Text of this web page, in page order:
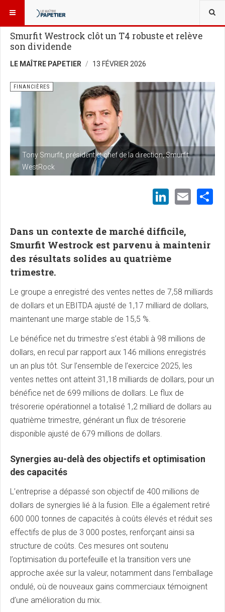
VOUS ÊTES ICI :
Smurfit Westrock clôt un T4 robuste et relève
son dividende
LE MAÎTRE PAPETIER 13 FÉVRIER 2026
Tony Smurfit, président et chef de la direction, Smurfit
WestRock
FINANCIÈRES
Dans un contexte de marché difficile,
Smurfit Westrock est parvenu à maintenir
des résultats solides au quatrième
trimestre.
Le groupe a enregistré des ventes nettes de 7,58 milliards
de dollars et un EBITDA ajusté de 1,17 milliard de dollars,
maintenant une marge stable de 15,5 %.
Le bénéfice net du trimestre s’est établi à 98 millions de
dollars, en recul par rapport aux 146 millions enregistrés
un an plus tôt. Sur l’ensemble de l’exercice 2025, les
ventes nettes ont atteint 31,18 milliards de dollars, pour un
bénéfice net de 699 millions de dollars. Le flux de
trésorerie opérationnel a totalisé 1,2 milliard de dollars au
quatrième trimestre, générant un flux de trésorerie
disponible ajusté de 679 millions de dollars.
Synergies au-delà des objectifs et optimisation
des capacités
L’entreprise a dépassé son objectif de 400 millions de
dollars de synergies lié à la fusion. Elle a également retiré
600 000 tonnes de capacités à coûts élevés et réduit ses
effectifs de plus de 3 000 postes, renforçant ainsi sa
structure de coûts. Ces mesures ont soutenu
l’optimisation du portefeuille et la transition vers une
approche axée sur la valeur, notamment dans l’emballage
ondulé, où de nouveaux gains commerciaux témoignent
d’une amélioration du mix.